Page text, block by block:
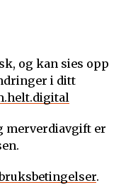
og kan sies opp
i ditt
merverdiavgift er
.